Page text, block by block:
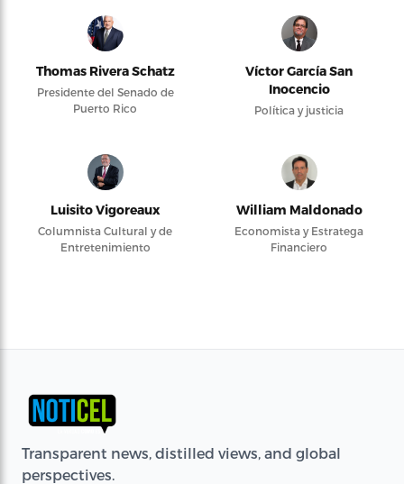
Thomas Rivera Schatz
Presidente del Senado de
Puerto Rico
Víctor García San
Inocencio
Política y justicia
Luisito Vigoreaux
Columnista Cultural y de
Entretenimiento
William Maldonado
Economista y Estratega
Financiero
Transparent news, distilled views, and global
perspectives.